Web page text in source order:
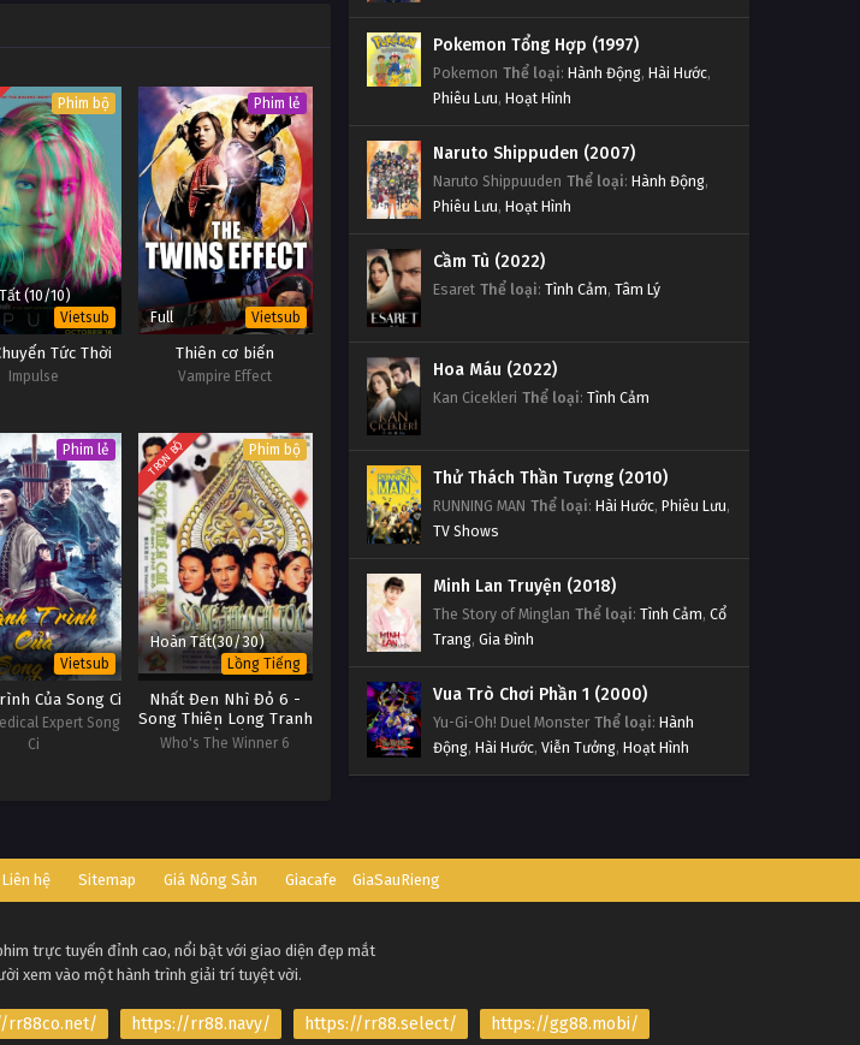
Phim bộ
(10/10)
Vietsub
Tức Thời
Impulse
Phim lẻ
Full Vietsub
Thiên cơ biến
Vampire Effect
Phim lẻ
Vietsub
Của Song Ci
Expert Song
Ci
TRỌN BỘ Phim bộ
Hoàn Tất(30/30)
Lồng Tiếng
Nhất Đen Nhì Đỏ 6 -
Song Thiên Long Tranh
Hổ Đấu
Who's The Winner 6
Pokemon Tổng Hợp (1997)
Pokemon Thể loại: Hành Động, Hài Hước,
Phiêu Lưu, Hoạt Hình
Naruto Shippuden (2007)
Naruto Shippuuden Thể loại: Hành Động,
Phiêu Lưu, Hoạt Hình
Cầm Tù (2022)
Esaret Thể loại: Tình Cảm, Tâm Lý
Hoa Máu (2022)
Kan Cicekleri Thể loại: Tình Cảm
Thử Thách Thần Tượng (2010)
RUNNING MAN Thể loại: Hài Hước, Phiêu Lưu,
TV Shows
Minh Lan Truyện (2018)
The Story of Minglan Thể loại: Tình Cảm, Cổ
Trang, Gia Đình
Vua Trò Chơi Phần 1 (2000)
Yu-Gi-Oh! Duel Monster Thể loại: Hành
Động, Hài Hước, Viễn Tưởng, Hoạt Hình
Liên hệ Sitemap Giá Nông Sản Giacafe GiaSauRieng
trực tuyến đỉnh cao, nổi bật với giao diện đẹp mắt
xem vào một hành trình giải trí tuyệt vời.
rr88co.net/ https://rr88.navy/ https://rr88.select/ https://gg88.mobi/